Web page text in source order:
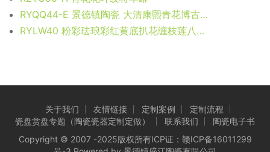
RYQQ44-E 景德镇陶瓷 大清康熙青花博古纹大盘 手工仿古做旧瓷器摆件
RYLW40 粉彩珐琅彩红黄底扒花缠枝莲八卦图镂空冬瓜转心瓶 高：34直径：16口径：底径：12重量：3.15KG
关于我们 友情链接 定制案例
定制流程
瓷盘赏盘专题（陶瓷瓷器定制定做）
联系我们
陶瓷电子书
Copyright © 2007 -2025版权所有ICP证： 赣ICP备16011299